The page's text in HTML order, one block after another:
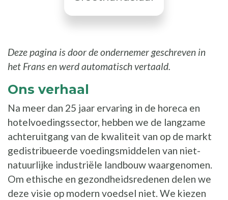
Deze pagina is door de ondernemer geschreven in
het Frans en werd automatisch vertaald.
Ons verhaal
Na meer dan 25 jaar ervaring in de horeca en
hotelvoedingssector, hebben we de langzame
achteruitgang van de kwaliteit van op de markt
gedistribueerde voedingsmiddelen van niet-
natuurlijke industriële landbouw waargenomen.
Om ethische en gezondheidsredenen delen we
deze visie op modern voedsel niet. We kiezen